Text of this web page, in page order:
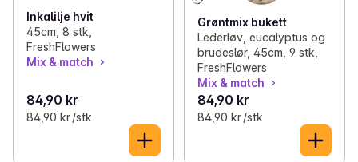
Inkalilje hvit
45cm, 8 stk,
FreshFlowers
Mix & match
84,90 kr
84,90 kr /stk
Grøntmix bukett
Lederløv, eucalyptus og
brudeslør, 45cm, 9 stk,
FreshFlowers
Mix & match
84,90 kr
84,90 kr /stk